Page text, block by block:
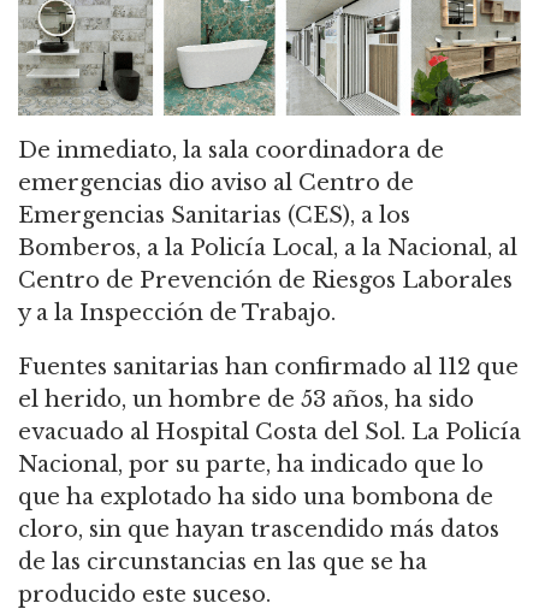
De inmediato, la sala coordinadora de
emergencias dio aviso al Centro de
Emergencias Sanitarias (CES), a los
Bomberos, a la Policía Local, a la Nacional, al
Centro de Prevención de Riesgos Laborales
y a la Inspección de Trabajo.
Fuentes sanitarias han confirmado al 112 que
el herido, un hombre de 53 años, ha sido
evacuado al Hospital Costa del Sol. La Policía
Nacional, por su parte, ha indicado que lo
que ha explotado ha sido una bombona de
cloro, sin que hayan trascendido más datos
de las circunstancias en las que se ha
producido este suceso.